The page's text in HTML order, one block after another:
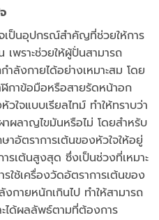
เป็นอุปกรณ์สำคัญที่ช่วยให้การ
พราะช่วยให้ผู้ปั่นสามารถ
ลังกายได้อย่างเหมาะสม โดย
ฬิกาข้อมือหรือสายรัดหน้าอก
ใจแบบเรียลไทม์ ทำให้ทราบว่า
าผลาญไขมันหรือไม่ โดยสำหรับ
อัตราการเต้นของหัวใจให้อยู่
เต้นสูงสุด ซึ่งเป็นช่วงที่เหมาะ
ใช้เครื่องวัดอัตราการเต้นของ
กายหนักเกินไป ทำให้สามารถ
ได้ผลลัพธ์ตามที่ต้องการ